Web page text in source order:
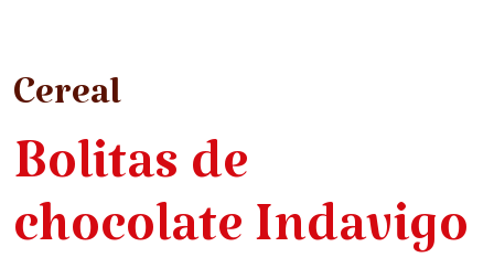
Cereal
Bolitas de
chocolate Indavigo